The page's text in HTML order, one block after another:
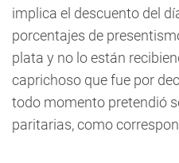
implica el descuento del
porcentajes de
plata y no lo están
caprichoso que fue por
todo momento pretendió
paritarias, como